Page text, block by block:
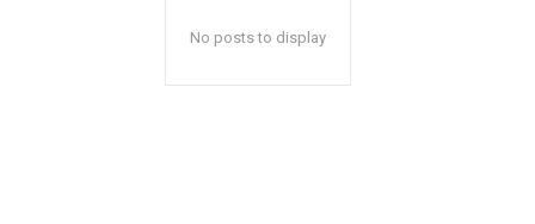
No posts to display